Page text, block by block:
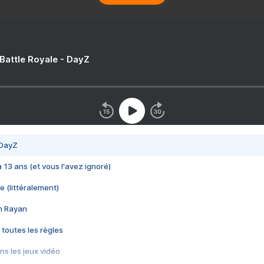
Royale - DayZ
13 ans (et vous l'avez ignoré)
(littéralement)
Rayan
toutes les règles
les jeux vidéo